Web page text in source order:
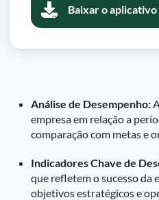
Baixar o aplicativo
Análise de Desempenho:
empresa em relação a
comparação com metas e
Indicadores Chave de
que refletem o sucesso da
objetivos estratégicos e